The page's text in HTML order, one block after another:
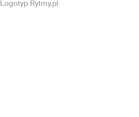
Logotyp Rytmy.pl